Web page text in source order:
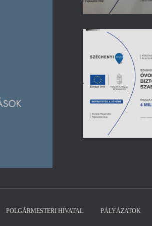
POLGÁRMESTERI HIVATAL PÁLYÁZATOK